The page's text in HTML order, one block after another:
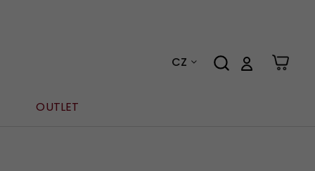
CZ
OUTLET